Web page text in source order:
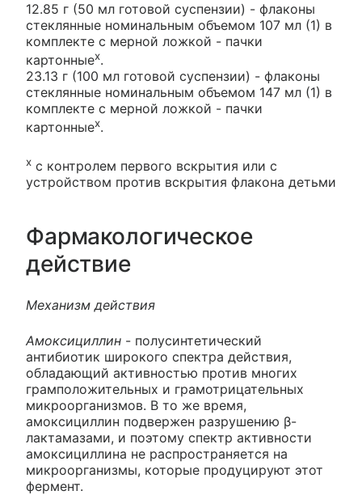
12.85 г (50 мл готовой суспензии) - флаконы
стеклянные номинальным объемом 107 мл (1) в
комплекте с мерной ложкой - пачки
картонныех.
23.13 г (100 мл готовой суспензии) - флаконы
стеклянные номинальным объемом 147 мл (1) в
комплекте с мерной ложкой - пачки
картонныех.
х с контролем первого вскрытия или с
устройством против вскрытия флакона детьми
Фармакологическое
действие
Механизм действия
Амоксициллин - полусинтетический
антибиотик широкого спектра действия,
обладающий активностью против многих
грамположительных и грамотрицательных
микроорганизмов. В то же время,
амоксициллин подвержен разрушению β-
лактамазами, и поэтому спектр активности
амоксициллина не распространяется на
микроорганизмы, которые продуцируют этот
фермент.